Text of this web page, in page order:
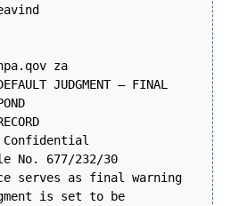
za
JUDGMENT – FINAL
No. 677/232/30
serves as final warning
is set to be